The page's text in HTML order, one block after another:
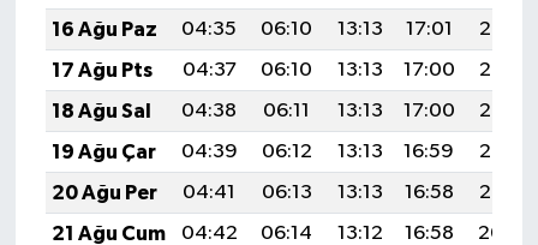
16 Ağu Paz
04:35 06:10 13:13 17:01
20:07
17 Ağu Pts
04:37 06:10 13:13 17:00
20:06
18 Ağu Sal
04:38 06:11 13:13 17:00
20:05
19 Ağu Çar
04:39 06:12 13:13 16:59
20:03
20 Ağu Per
04:41 06:13 13:13 16:58
20:02
21 Ağu Cum
04:42 06:14 13:12 16:58
20:00